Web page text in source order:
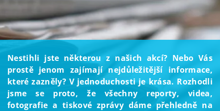
Nestihli jste některou z našich akcí? Nebo Vás
prostě jenom zajímají nejdůležitější informace,
které zazněly? V jednoduchosti je krása. Rozhodli
jsme se proto, že všechny reporty, videa,
fotografie a tiskové zprávy dáme přehledně na